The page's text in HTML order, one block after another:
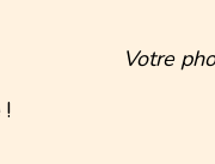
Votre